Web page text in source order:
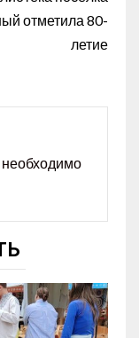
отметила 80-
летие